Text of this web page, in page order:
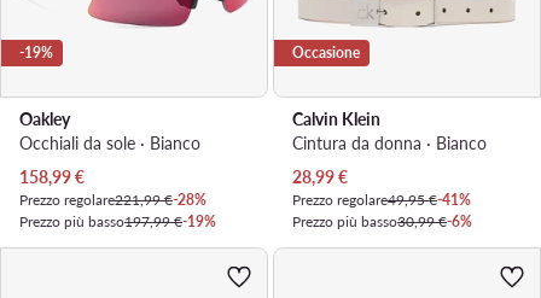
-19%
Oakley
Occhiali da sole · Bianco
Prezzo attuale
158,99€
Prezzo regolare221,99 €-28%
Prezzo più basso197,99 €-19%
Occasione
Calvin Klein
Cintura da donna · Bianco
Prezzo attuale
28,99€
Prezzo regolare49,95 €-41%
Prezzo più basso30,99 €-6%